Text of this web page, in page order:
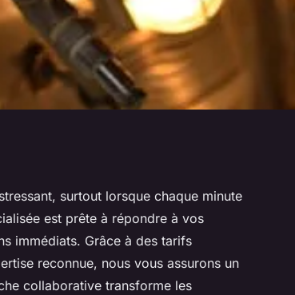
surtout lorsque chaque minute
est prête à répondre à vos
immédiats. Grâce à des tarifs
reconnue, nous vous assurons un
collaborative transforme les